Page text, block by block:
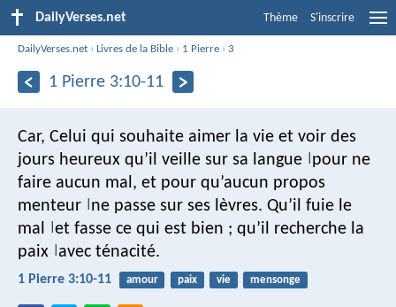
DailyVerses.net Thème S'inscrire
DailyVerses.net ›Livres de la Bible › 1 Pierre ›3
1 Pierre 3:10-11
Car, Celui qui souhaite aimer la vie et voir des
jours heureux qu’il veille sur sa langue pour ne
faire aucun mal, et pour qu’aucun propos
menteur ne passe sur ses lèvres. Qu’il fuie le
mal
et fasse ce qui est bien ; qu’il recherche la
paix avec ténacité.
1 Pierre 3:10-11 amour paix vie mensonge